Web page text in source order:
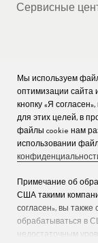
Сервисные
КОМПАНИЯ
Вакансии
Пресс
Мы используем
оптимизации сайта
кнопку «Я
для этих целей, в
файлы cookie нам
использовании
Примечание об
США такими
согласен», вы
обрабатываться в
недостаточным